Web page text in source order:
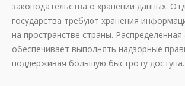
законодательства о хранении данных.
государства требуют хранения
на пространстве страны. Распределенная
обеспечивает выполнять надзорные
поддерживая большую быстроту доступа.